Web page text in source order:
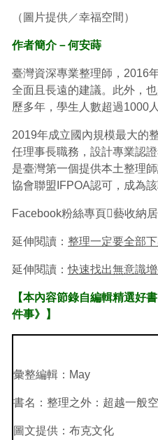
（圖片提供／幸福空間）
作者簡介－何安蒔
臺灣資深專業整理師，2016
全面且長遠的建議。此外，
歷多年，學生人數超過1000
2019年成立國內規模最大的
任理事長職務，設計專業認
是臺灣第一個提供本土整理
協會聯盟IFPOA認可，成為
Facebook粉絲專頁藝收納
延伸閱讀： 整理一定要全部
延伸閱讀：快速找出無意識
【本內容節錄自編輯精選好
件事》】
彙整編輯：May
書名：整理之外：超越一般
圖文提供：布克文化